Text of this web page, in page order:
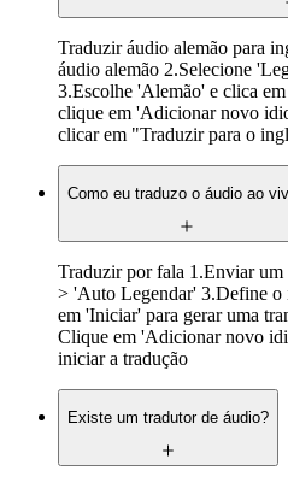
Traduzir áudio alemão para
áudio alemão 2.Selecione
3.Escolhe 'Alemão' e clica
clique em 'Adicionar novo
clicar em "Traduzir para o
Como eu traduzo o áudio
Traduzir por fala 1.Enviar
> 'Auto Legendar' 3.Define
em 'Iniciar' para gerar uma
Clique em 'Adicionar novo
iniciar a tradução
Existe um tradutor de áudio?